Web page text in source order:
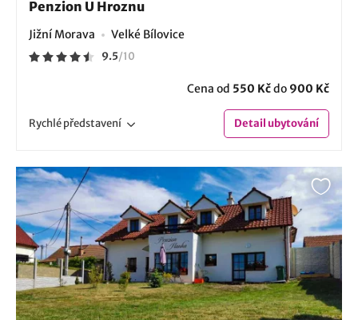
Penzion U Hroznu
Jižní Morava Velké Bílovice
9.5/10
Cena od 550 Kčdo 900 Kč
Rychlépředstavení Detailubytování